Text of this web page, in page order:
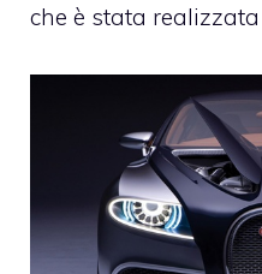
che è stata